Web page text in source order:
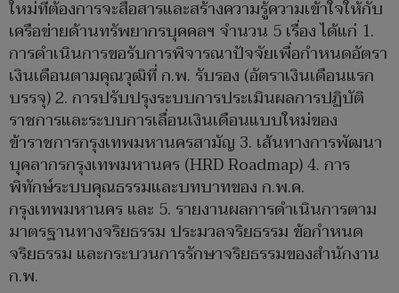
ใหม่ที่ต้องการจะสื่อสารและสร้างความรู้ความเข้าใจให้กับ
เครือข่ายด้านทรัพยากรบุคคลฯ จำนวน 5 เรื่อง ได้แก่ 1.
การดำเนินการขอรับการพิจารณาปัจจัยเพื่อกำหนดอัตรา
เงินเดือนตามคุณวุฒิที่ ก.พ. รับรอง (อัตราเงินเดือนแรก
บรรจุ) 2. การปรับปรุงระบบการประเมินผลการปฏิบัติ
ราชการและระบบการเลื่อนเงินเดือนแบบใหม่ของ
ข้าราชการกรุงเทพมหานครสามัญ 3. เส้นทางการพัฒนา
บุคลากรกรุงเทพมหานคร (HRD Roadmap) 4. การ
พิทักษ์ระบบคุณธรรมและบทบาทของ ก.พ.ค.
กรุงเทพมหานคร และ 5. รายงานผลการดำเนินการตาม
มาตรฐานทางจริยธรรม ประมวลจริยธรรม ข้อกำหนด
จริยธรรม และกระบวนการรักษาจริยธรรมของสำนักงาน
ก.พ.